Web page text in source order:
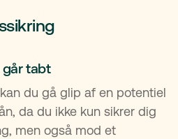
går tabt
du gå glip af en potentiel
da du ikke kun sikrer dig
men også mod et